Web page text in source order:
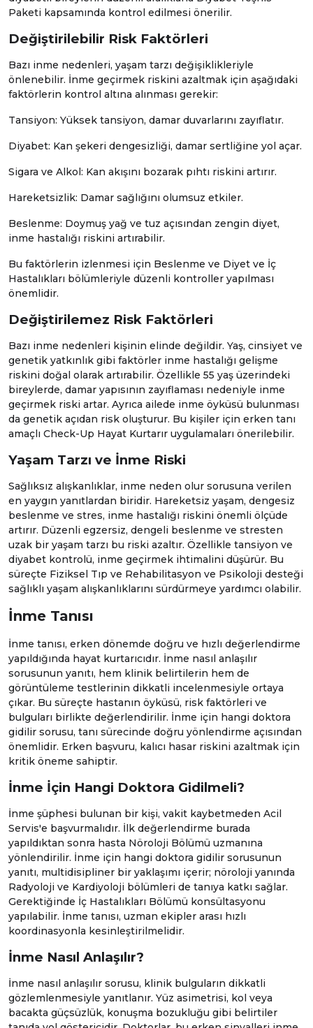
Paketi kapsamında kontrol edilmesi önerilir.
Değiştirilebilir Risk Faktörleri
Bazı inme nedenleri, yaşam tarzı değişiklikleriyle
önlenebilir. İnme geçirmek riskini azaltmak için aşağıdaki
faktörlerin kontrol altına alınması gerekir:
Tansiyon: Yüksek tansiyon, damar duvarlarını zayıflatır.
Diyabet: Kan şekeri dengesizliği, damar sertliğine yol açar.
Sigara ve Alkol: Kan akışını bozarak pıhtı riskini artırır.
Hareketsizlik: Damar sağlığını olumsuz etkiler.
Beslenme: Doymuş yağ ve tuz açısından zengin diyet,
inme hastalığı riskini artırabilir.
Bu faktörlerin izlenmesi için Beslenme ve Diyet ve İç
Hastalıkları bölümleriyle düzenli kontroller yapılması
önemlidir.
Değiştirilemez Risk Faktörleri
Bazı inme nedenleri kişinin elinde değildir. Yaş, cinsiyet ve
genetik yatkınlık gibi faktörler inme hastalığı gelişme
riskini doğal olarak artırabilir. Özellikle 55 yaş üzerindeki
bireylerde, damar yapısının zayıflaması nedeniyle inme
geçirmek riski artar. Ayrıca ailede inme öyküsü bulunması
da genetik açıdan risk oluşturur. Bu kişiler için erken tanı
amaçlı Check-Up Hayat Kurtarır uygulamaları önerilebilir.
Yaşam Tarzı ve İnme Riski
Sağlıksız alışkanlıklar, inme neden olur sorusuna verilen
en yaygın yanıtlardan biridir. Hareketsiz yaşam, dengesiz
beslenme ve stres, inme hastalığı riskini önemli ölçüde
artırır. Düzenli egzersiz, dengeli beslenme ve stresten
uzak bir yaşam tarzı bu riski azaltır. Özellikle tansiyon ve
diyabet kontrolü, inme geçirmek ihtimalini düşürür. Bu
süreçte Fiziksel Tıp ve Rehabilitasyon ve Psikoloji desteği
sağlıklı yaşam alışkanlıklarını sürdürmeye yardımcı olabilir.
İnme Tanısı
İnme tanısı, erken dönemde doğru ve hızlı değerlendirme
yapıldığında hayat kurtarıcıdır. İnme nasıl anlaşılır
sorusunun yanıtı, hem klinik belirtilerin hem de
görüntüleme testlerinin dikkatli incelenmesiyle ortaya
çıkar. Bu süreçte hastanın öyküsü, risk faktörleri ve
bulguları birlikte değerlendirilir. İnme için hangi doktora
gidilir sorusu, tanı sürecinde doğru yönlendirme açısından
önemlidir. Erken başvuru, kalıcı hasar riskini azaltmak için
kritik öneme sahiptir.
İnme İçin Hangi Doktora Gidilmeli?
İnme şüphesi bulunan bir kişi, vakit kaybetmeden Acil
Servis'e başvurmalıdır. İlk değerlendirme burada
yapıldıktan sonra hasta Nöroloji Bölümü uzmanına
yönlendirilir. İnme için hangi doktora gidilir sorusunun
yanıtı, multidisipliner bir yaklaşımı içerir; nöroloji yanında
Radyoloji ve Kardiyoloji bölümleri de tanıya katkı sağlar.
Gerektiğinde İç Hastalıkları Bölümü konsültasyonu
yapılabilir. İnme tanısı, uzman ekipler arası hızlı
koordinasyonla kesinleştirilmelidir.
İnme Nasıl Anlaşılır?
İnme nasıl anlaşılır sorusu, klinik bulguların dikkatli
gözlemlenmesiyle yanıtlanır. Yüz asimetrisi, kol veya
bacakta güçsüzlük, konuşma bozukluğu gibi belirtiler